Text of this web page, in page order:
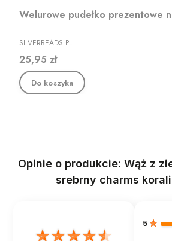
Welurowe pudełko prezentowe
PRODUCENT
SILVERBEADS.PL
Cena
25,95 zł
Do koszyka
Opinie o produkcie: Wąż z
srebrny charms
5